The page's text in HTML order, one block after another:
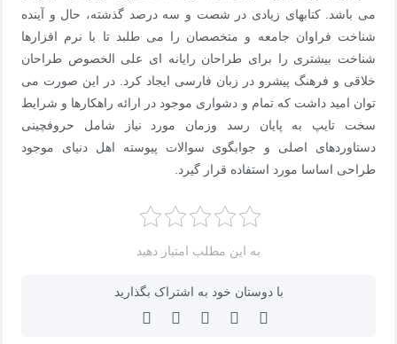
می باشد. کتابهای زیادی در شصت و سه درصد گذشته، حال و آینده
شناخت فراوان جامعه و متخصصان را می طلبد تا با نرم افزارها
شناخت بیشتری را برای طراحان رایانه ای علی الخصوص طراحان
خلاقی و فرهنگ پیشرو در زبان فارسی ایجاد کرد. در این صورت می
توان امید داشت که تمام و دشواری موجود در ارائه راهکارها و شرایط
سخت تایپ به پایان رسد وزمان مورد نیاز شامل حروفچینی
دستاوردهای اصلی و جوابگوی سوالات پیوسته اهل دنیای موجود
طراحی اساسا مورد استفاده قرار گیرد.
به این مطلب امتیاز دهید
با دوستان خود به اشتراک بگذارید